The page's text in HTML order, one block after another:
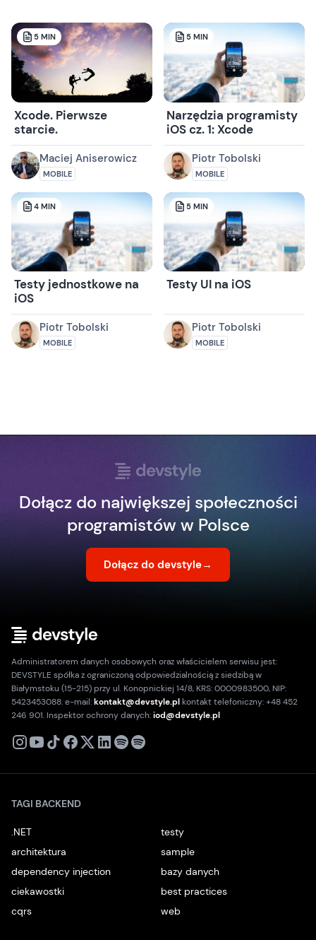
5 MIN
Xcode. Pierwsze
starcie.
Maciej Aniserowicz
MOBILE
5 MIN
Narzędzia programisty
iOS cz. 1: Xcode
Piotr Tobolski
MOBILE
4 MIN
Testy jednostkowe na
iOS
Piotr Tobolski
MOBILE
5 MIN
Testy UI na iOS
Piotr Tobolski
MOBILE
Dołącz do największej społeczności
programistów w Polsce
Dołącz do devstyle→
Administratorem danych osobowych oraz właścicielem serwisu jest:
DEVSTYLE spółka z ograniczoną odpowiedzialnością z siedzibą w
Białymstoku (15-215) przy ul. Konopnickiej 14/8, KRS: 0000983500, NIP:
5423453088. e-mail:kontakt@devstyle.plkontakt telefoniczny: +48 452
246 901. Inspektor ochrony danych:iod@devstyle.pl
X
TAGI BACKEND
.NET
testy
architektura
sample
dependency injection
bazy danych
ciekawostki
best practices
cqrs
web